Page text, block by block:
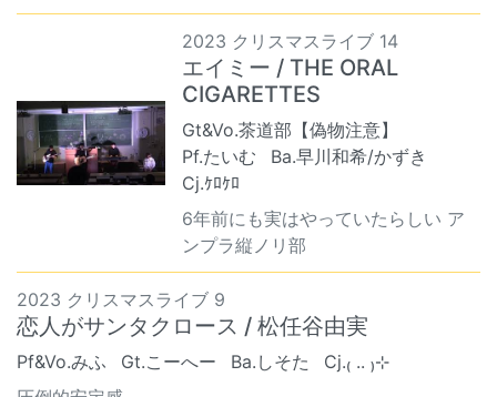
2023 クリスマスライブ 14
エイミー / THE ORAL
CIGARETTES
Gt&Vo.茶道部【偽物注意】
Pf.たいむ
Ba.早川和希/かずき
Cj.ｹﾛｹﾛ
6年前にも実はやっていたらしい ア
ンプラ縦ノリ部
2023 クリスマスライブ 9
恋人がサンタクロース / 松任谷由実
Pf&Vo.みふ Gt.こーへー Ba.しそた
Cj.₍ .. ₎⊹